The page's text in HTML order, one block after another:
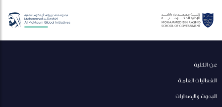
عن الكلية
الفعاليات العامة
البحوث والإصدارات